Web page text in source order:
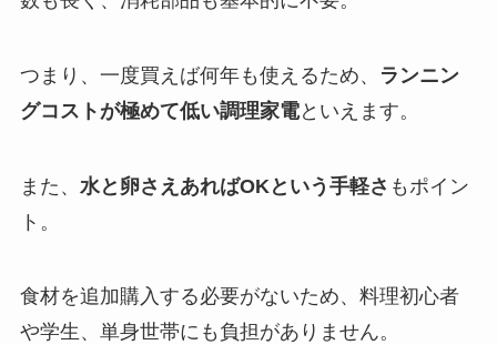
つまり、一度買えば何年も使えるため、
ランニン
グコストが極めて低い調理家電といえます。
また、 水と卵さえあればOKという手軽さ もポイン
ト。
食材を追加購入する必要がないため、料理初心者
や学生、単身世帯にも負担がありません。